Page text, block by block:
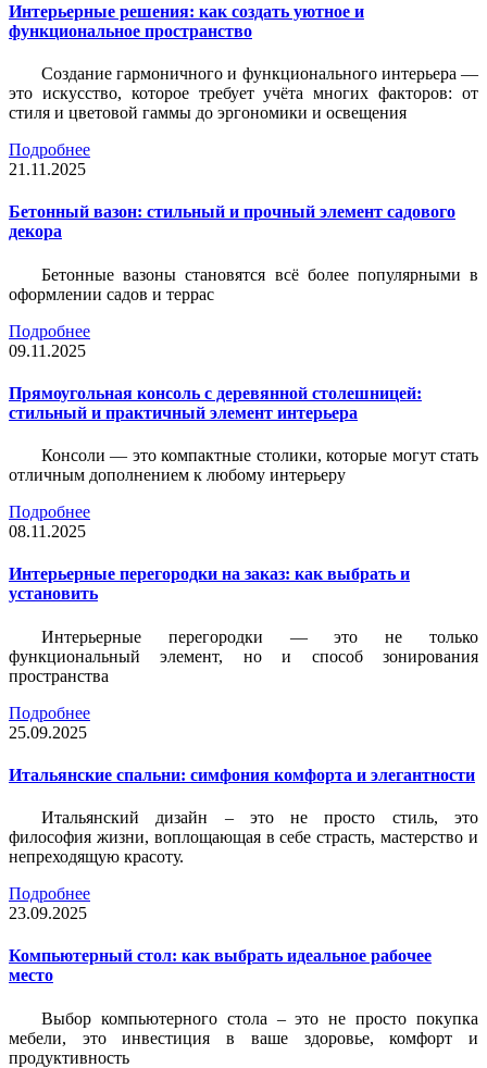
Интерьерные решения: как создать уютное и
функциональное пространство
Создание гармоничного и функционального интерьера —
это искусство, которое требует учёта многих факторов: от
стиля и цветовой гаммы до эргономики и освещения
Подробнее
21.11.2025
Бетонный вазон: стильный и прочный элемент садового
декора
Бетонные вазоны становятся всё более популярными в
оформлении садов и террас
Подробнее
09.11.2025
Прямоугольная консоль с деревянной столешницей:
стильный и практичный элемент интерьера
Консоли — это компактные столики, которые могут стать
отличным дополнением к любому интерьеру
Подробнее
08.11.2025
Интерьерные перегородки на заказ: как выбрать и
установить
Интерьерные перегородки — это не только
функциональный элемент, но и способ зонирования
пространства
Подробнее
25.09.2025
Итальянские спальни: симфония комфорта и элегантности
Итальянский дизайн – это не просто стиль, это
философия жизни, воплощающая в себе страсть, мастерство и
непреходящую красоту.
Подробнее
23.09.2025
Компьютерный стол: как выбрать идеальное рабочее
место
Выбор компьютерного стола – это не просто покупка
мебели, это инвестиция в ваше здоровье, комфорт и
продуктивность